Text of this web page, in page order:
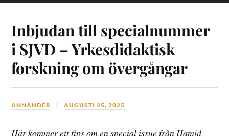
Inbjudan till specialnummer
i SJVD – Yrkesdidaktisk
forskning om övergångar
ANNANDER AUGUSTI 25, 2025
Här kommer ett tips om en special issue från Hamid